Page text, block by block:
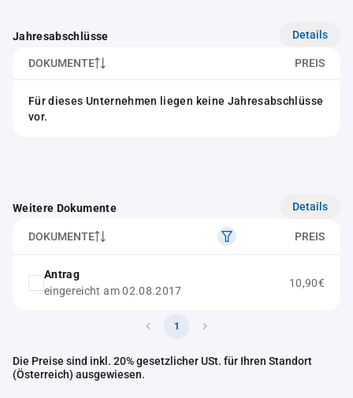
Jahresabschlüsse Details
DOKUMENTE PREIS
Für dieses Unternehmen liegen keine Jahresabschlüsse
vor.
Weitere Dokumente Details
DOKUMENTE PREIS
Antrag
eingereicht am 02.08.2017
10,90€
1
Die Preise sind inkl. 20% gesetzlicher USt. für Ihren Standort
(Österreich) ausgewiesen.